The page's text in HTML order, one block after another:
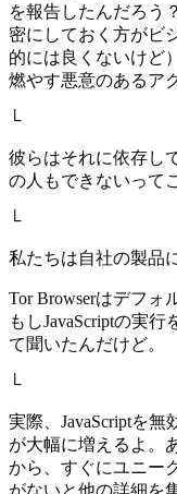
を報告したんだろう
密にしておく方がビ
的には良くないけど
燃やす悪意のあるア
└
彼らはそれに依存し
の人もできないって
└
私たちは自社の製品
Tor Browserはデフォ
もしJavaScriptの実
て聞いたんだけど。
└
実際、JavaScriptを
が大幅に増えるよ。
から、すぐにユニー
がないと他の詳細を